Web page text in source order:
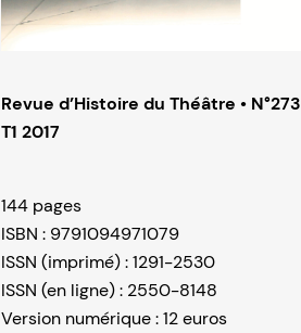
Revue d’Histoire du Théâtre • N°273
T1 2017
144 pages
ISBN : 9791094971079
ISSN (imprimé) : 1291-2530
ISSN (en ligne) : 2550-8148
Version numérique : 12 euros